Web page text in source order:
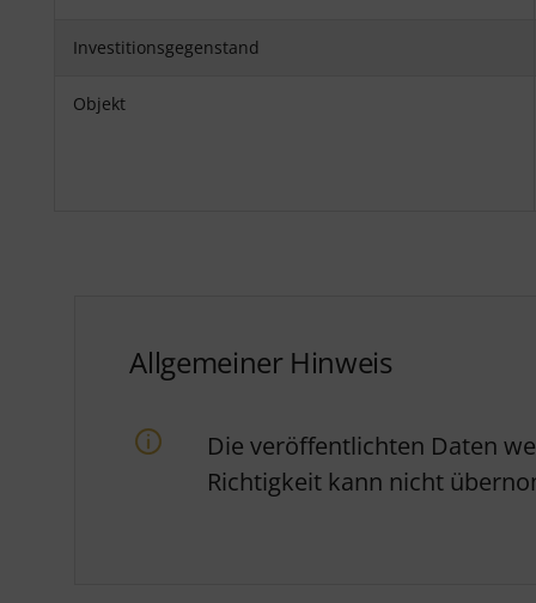
Investitionsgegenstand
Objekt
Allgemeiner Hinweis
Die veröffentlichten Daten
Richtigkeit kann nicht